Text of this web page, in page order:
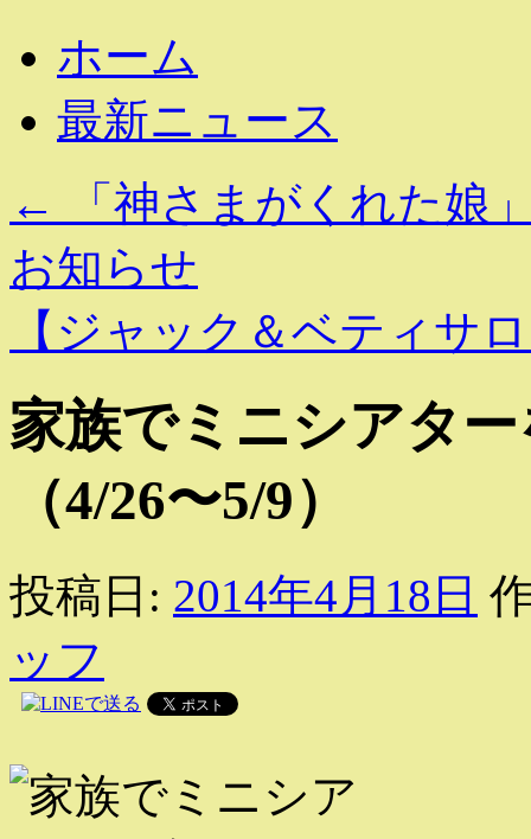
ホーム
最新ニュース
←
「神さまがくれた娘
お知らせ
【ジャック＆ベティサ
家族でミニシアタ
（4/26〜5/9）
投稿日: 2014年4月18日
ッフ